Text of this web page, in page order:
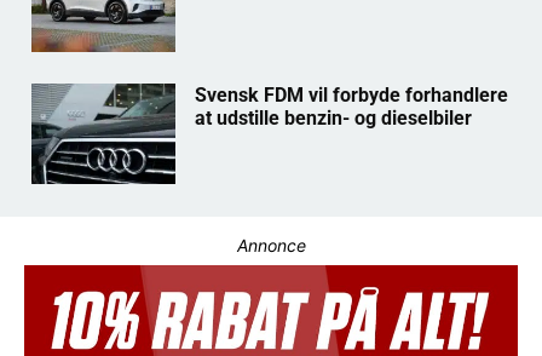
Svensk FDM vil forbyde forhandlere
at udstille benzin- og dieselbiler
Annonce